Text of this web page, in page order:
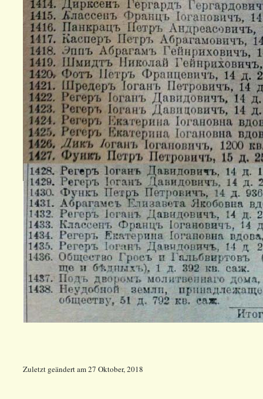
Zuletzt geändertam27 Oktober, 2018